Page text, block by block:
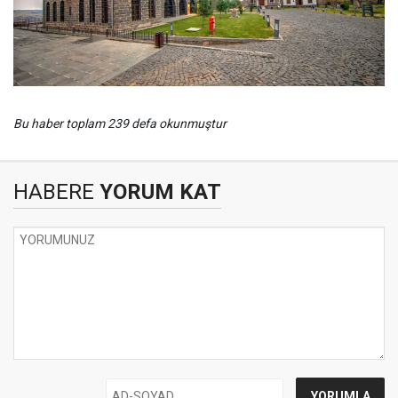
Bu haber toplam 239 defa okunmuştur
HABERE YORUM KAT